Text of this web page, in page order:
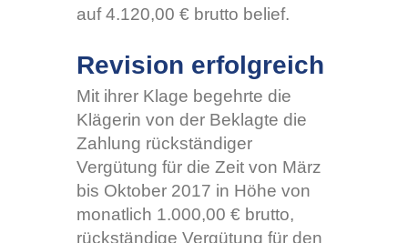
auf 4.120,00 € brutto belief.
Revision erfolgreich
Mit ihrer Klage begehrte die
Klägerin von der Beklagte die
Zahlung rückständiger
Vergütung für die Zeit von März
bis Oktober 2017 in Höhe von
monatlich 1.000,00 € brutto,
rückständige Vergütung für den